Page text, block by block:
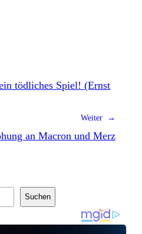
tödliches Spiel! (Ernst
Weiter →
an Macron und Merz
Suchen